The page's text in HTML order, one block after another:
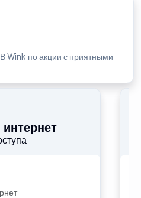
Wink по акции с приятными